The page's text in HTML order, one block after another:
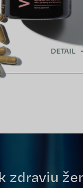
DETAIL
zdraviu